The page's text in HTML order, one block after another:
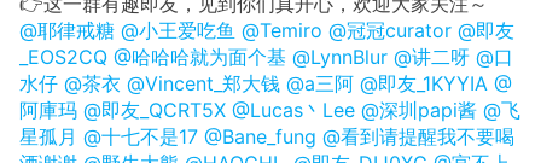
@耶律戒糖 @小王爱吃鱼 @Temiro @冠冠curator @即友
_EOS2CQ @哈哈哈就为面个基 @LynnBlur @讲二呀 @口
水仔 @茶衣 @Vincent_郑大钱 @a三阿 @即友_1KYYIA @
阿庫玛 @即友_QCRT5X @Lucas丶Lee @深圳papi酱 @飞
星孤月 @十七不是17 @Bane_fung @看到请提醒我不要喝